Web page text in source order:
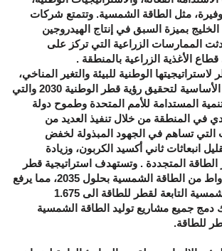
مثل الطاقة الشمسية. وتتمتع شركات
الخليج بميزة السبق في إنتاج الهيدروجين
الممارسات الزراعية التي تركز على
قطاع الأغذية الزراعية بالمنطقة .
الوطنية للبيئة والتغير المناخي،
لتكون إحدى الركائز الأساسية لتحقيق رؤية قطر الوطنية 2030 والتي
المستدامة للأمم المتحدة وطموح دولة
في المنطقة من خلال تنفيذ العديد من
التي تساهم في الجهود المبذولة لخفض
انبعاثات ثاني أكسيد الكربون، وزيادة
الطاقة المتجددة . وتستهدف استراتيجية قطر
للطاقة توليد 5 جيجاواط من الطاقة الشمسية بحلول 2035، مما يرفع
سعة إنتاج الطاقة الشمسية التابعة لقطر للطاقة الى 1.675
جميع مشاريع توليد الطاقة الشمسية
للطاقة.